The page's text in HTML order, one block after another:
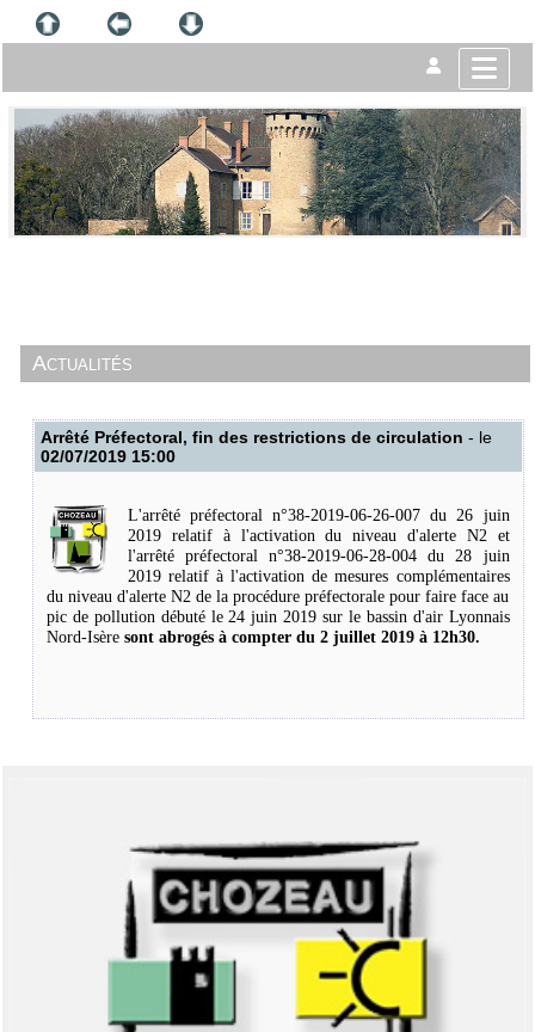
Actualités
Arrêté Préfectoral, fin des restrictions de circulation - le
02/07/2019 15:00
L'arrêté préfectoral n°38-2019-06-26-007 du 26 juin
2019 relatif à l'activation du niveau d'alerte N2 et
l'arrêté préfectoral n°38-2019-06-28-004 du 28 juin
2019 relatif à l'activation de mesures complémentaires
du niveau d'alerte N2 de la procédure préfectorale pour faire face au
pic de pollution débuté le 24 juin 2019 sur le bassin d'air Lyonnais
Nord-Isère sont abrogés à compter du 2 juillet 2019 à 12h30.